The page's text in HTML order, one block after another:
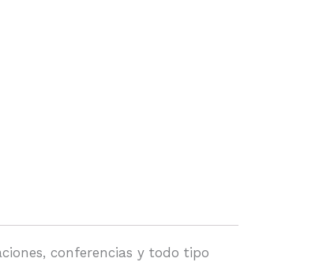
conferencias y todo tipo